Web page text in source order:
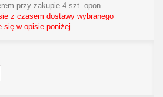
przy zakupie 4 szt. opon.
z czasem dostawy wybranego
się w opisie poniżej.